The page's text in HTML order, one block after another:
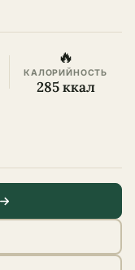
🔥
КАЛОРИЙНОСТЬ
285 ккал